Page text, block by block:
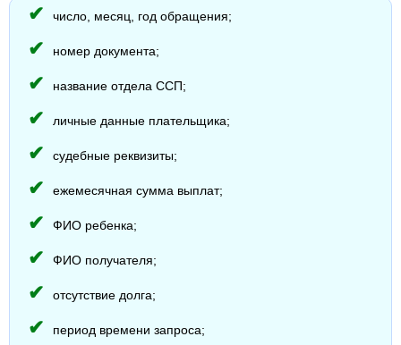
число, месяц, год обращения;
номер документа;
название отдела ССП;
личные данные плательщика;
судебные реквизиты;
ежемесячная сумма выплат;
ФИО ребенка;
ФИО получателя;
отсутствие долга;
период времени запроса;